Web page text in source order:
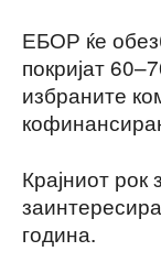
ЕБОР ќе
покријат
избраните
Крајниот
година.